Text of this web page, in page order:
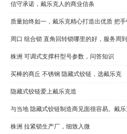
信守承诺，戴乐克人的商业信条
质量始终如一，戴乐克精心打造出优质 把
周口 组合锁 直角回转锁哪里的好，服务周到
株洲 可调式支撑杆型号参数，问答知识
买棒的商丘 不锈钢 隐藏式铰链，选戴乐克
隐藏式铰链爱上戴乐克造
与当地 隐藏式铰链制造商见面很容易。戴
株洲 拉紧锁生产厂，细致入微